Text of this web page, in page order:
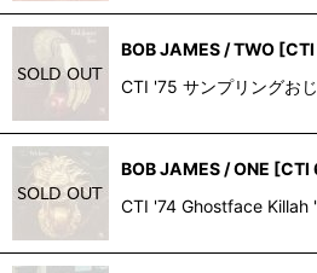
BOB JAMES / TWO [
CTI '75 サンプリングお
BOB JAMES / ONE [CTI
CTI '74 Ghostface Killah